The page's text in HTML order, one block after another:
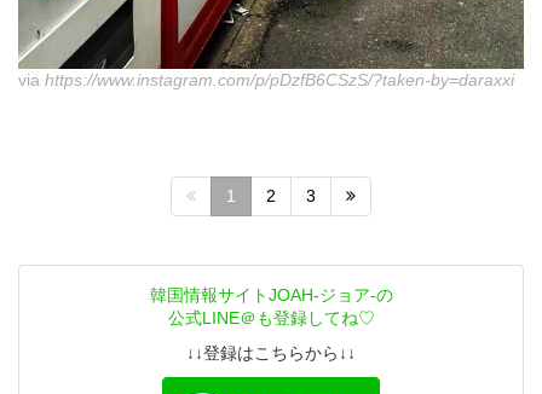
via https://www.instagram.com/p/pDzfB6CSzS/?taken-by=daraxxi
1 2 3
韓国情報サイトJOAH-ジョア-の
公式LINE＠も登録してね♡
↓↓登録はこちらから↓↓